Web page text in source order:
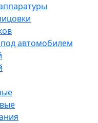
автомобилем